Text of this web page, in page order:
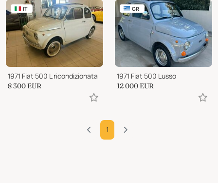
IT
1971 Fiat 500 L ricondizionata
8 300 EUR
GR
1971 Fiat 500 Lusso
12 000 EUR
1